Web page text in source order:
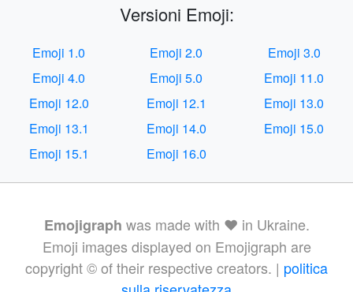
Versioni Emoji:
Emoji 1.0 Emoji 2.0
Emoji 3.0
Emoji 4.0
Emoji 5.0
Emoji 11.0
Emoji 12.0
Emoji 12.1
Emoji 13.0
Emoji 13.1
Emoji 14.0
Emoji 15.0
Emoji 15.1
Emoji 16.0
Emojigraph was made with ❤️ in Ukraine.
Emoji images displayed on Emojigraph are
copyright © of their respective creators. | politica